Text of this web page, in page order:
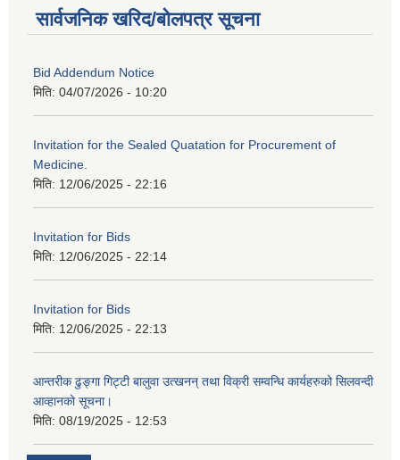
सार्वजनिक खरिद/बोलपत्र सूचना
Bid Addendum Notice
मिति: 04/07/2026 - 10:20
Invitation for the Sealed Quatation for Procurement of
Medicine.
मिति: 12/06/2025 - 22:16
Invitation for Bids
मिति: 12/06/2025 - 22:14
Invitation for Bids
मिति: 12/06/2025 - 22:13
आन्तरीक ढुङ्गा गिट्टी बालुवा उत्खनन् तथा विक्री सम्वन्धि कार्यहरुको सिलवन्दी
आव्हानको सूचना।
मिति: 08/19/2025 - 12:53